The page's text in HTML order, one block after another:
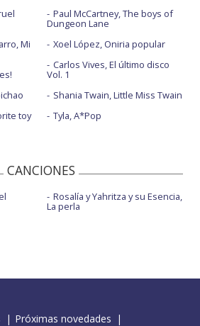
Mi
toy
Paul McCartney, The boys of
Dungeon Lane
Xoel López, Oniria popular
Carlos Vives, El último disco
Vol. 1
Shania Twain, Little Miss Twain
Tyla, A*Pop
CANCIONES
Rosalía y Yahritza y su Esencia,
La perla
Próximas novedades